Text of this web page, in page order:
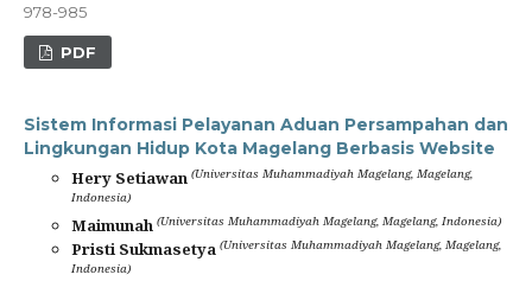
978-985
PDF
Sistem Informasi Pelayanan Aduan Persampahan dan
Lingkungan Hidup Kota Magelang Berbasis Website
Hery Setiawan (Universitas Muhammadiyah Magelang, Magelang,
Indonesia)
Maimunah (Universitas Muhammadiyah Magelang, Magelang, Indonesia)
Pristi Sukmasetya (Universitas Muhammadiyah Magelang, Magelang,
Indonesia)